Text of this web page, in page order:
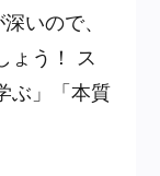
いので、
ょう！ ス
ぶ」「本質